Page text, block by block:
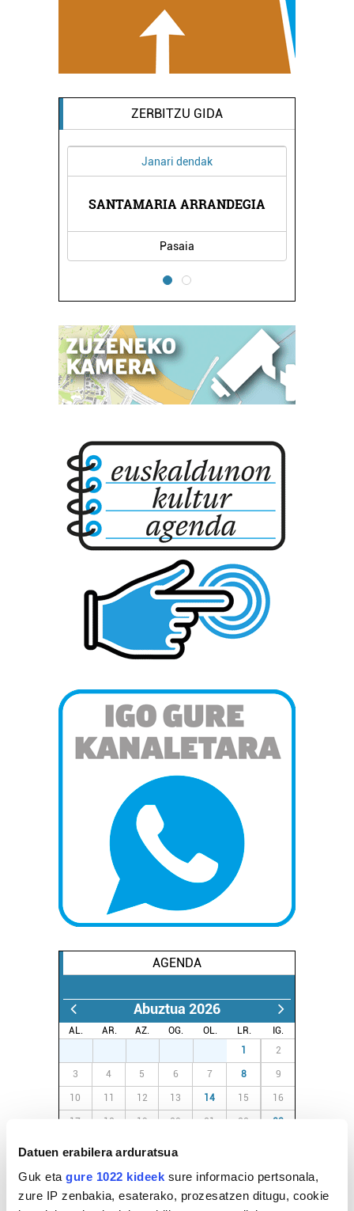
Datuen erabilera arduratsua
Guk eta gure 1022 kideek sure informacio pertsonala,
zure IP zenbakia, esaterako, prozesatzen ditugu, cookie
ZERBITZU GIDA
Janari dendak
SANTAMARIA ARRANDEGIA
Pasaia
AGENDA
Abuztua 2026
AL. AR. AZ. OG. OL. LR.
IG.
1 2
3 4 5 6 7 8 9
10 11 12 13 14 15 16
17 18 19 20 21 22 23